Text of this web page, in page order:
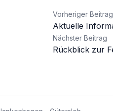
Vorheriger Beitrag
Aktuelle
Nächster Beitrag
Rückblick zur